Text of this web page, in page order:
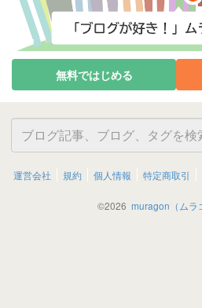
無料ではじめる
運営会社 規約 個人情報 特定商取引
©2026 muragon（ムラ